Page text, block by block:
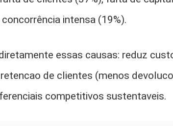
intensa (19%).
essas causas: reduz
de clientes (menos
competitivos sustentaveis.